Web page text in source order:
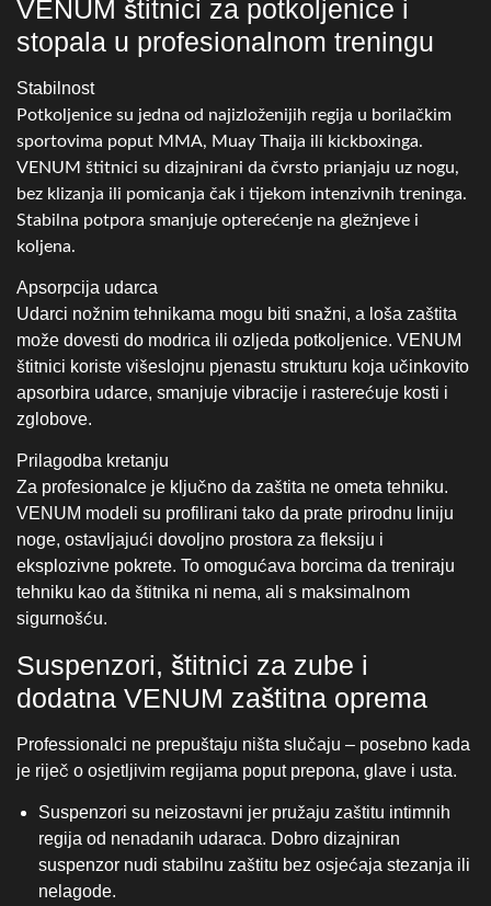
koljena.
Apsorpcija udarca
Udarci nožnim tehnikama mogu biti snažni, a loša zaštita
može dovesti do modrica ili ozljeda potkoljenice. VENUM
štitnici koriste višeslojnu pjenastu strukturu koja učinkovito
apsorbira udarce, smanjuje vibracije i rasterećuje kosti i
zglobove.
Prilagodba kretanju
Za profesionalce je ključno da zaštita ne ometa tehniku.
VENUM modeli su profilirani tako da prate prirodnu liniju
noge, ostavljajući dovoljno prostora za fleksiju i
eksplozivne pokrete. To omogućava borcima da treniraju
tehniku kao da štitnika ni nema, ali s maksimalnom
sigurnošću.
Suspenzori, štitnici za zube i
dodatna VENUM zaštitna oprema
Professionalci ne prepuštaju ništa slučaju – posebno kada
je riječ o osjetljivim regijama poput prepona, glave i usta.
Suspenzori su neizostavni jer pružaju zaštitu intimnih
regija od nenadanih udaraca. Dobro dizajniran
nelagode.
Štitnici za zube čuvaju zubni niz i smanjuju prijenos sile
udarca na čeljust i lubanju. Profesionalni modeli
VENUM štitnika za zube pristaju precizno i izlaze iz
prilagodbe “boil and bite” da bi pružili najbolju
Dodatna zaštitna oprema uključuje i štitnike za rebra,
laktove i kapsule za prste. Profesionalci znaju da je
preventivna zaštita jedna od najvažnijih investicija u
karijeru – jer jedna ozljeda može zaustaviti mjeseci